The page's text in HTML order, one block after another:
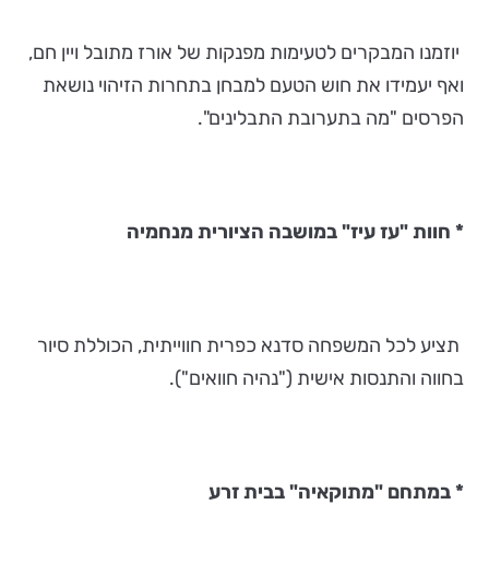
יוזמנו המבקרים לטעימות מפנקות של אורז מתובל ויין חם,
ואף יעמידו את חוש הטעם למבחן בתחרות הזיהוי נושאת
הפרסים "מה בתערובת התבלינים".
* חוות "עז עיז" במושבה הציורית מנחמיה
תציע לכל המשפחה סדנא כפרית חווייתית, הכוללת סיור
בחווה והתנסות אישית ("נהיה חוואים").
*במתחם "מתוקאיה" בבית זרע